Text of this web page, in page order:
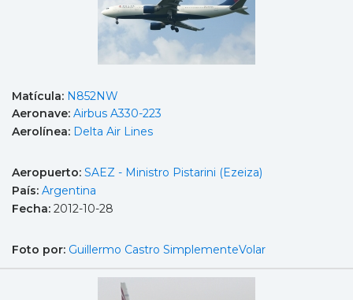
Matícula: N852NW
Aeronave: Airbus A330-223
Aerolínea: Delta Air Lines
Aeropuerto: SAEZ - Ministro Pistarini (Ezeiza)
País: Argentina
Fecha: 2012-10-28
Foto por: Guillermo Castro SimplementeVolar